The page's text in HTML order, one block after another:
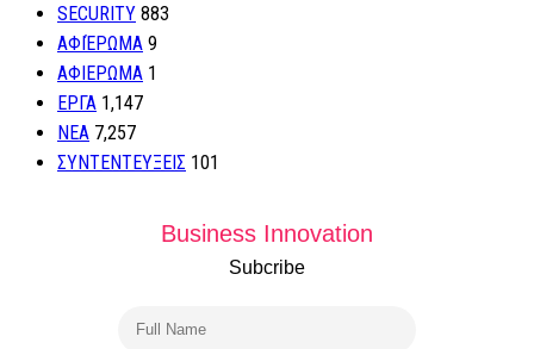
SECURITY 883
ΑΦΙΈΡΩΜΑ 9
ΑΦΙΕΡΩΜΑ 1
ΕΡΓΑ 1,147
ΝΕΑ 7,257
ΣΥΝΤΕΝΤΕΥΞΕΙΣ 101
Business Innovation
Subcribe